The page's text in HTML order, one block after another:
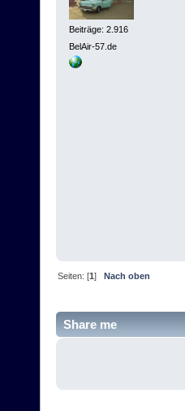
Beiträge: 2.916
BelAir-57.de
Seiten: [1]Nach oben
Share me